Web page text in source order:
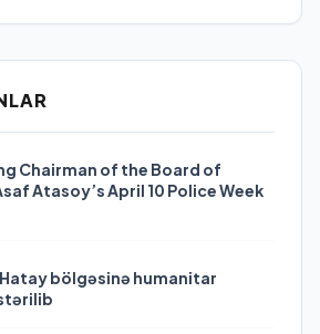
Chairman of the Board of
Atasoy’s April 10 Police Week
bölgəsinə humanitar